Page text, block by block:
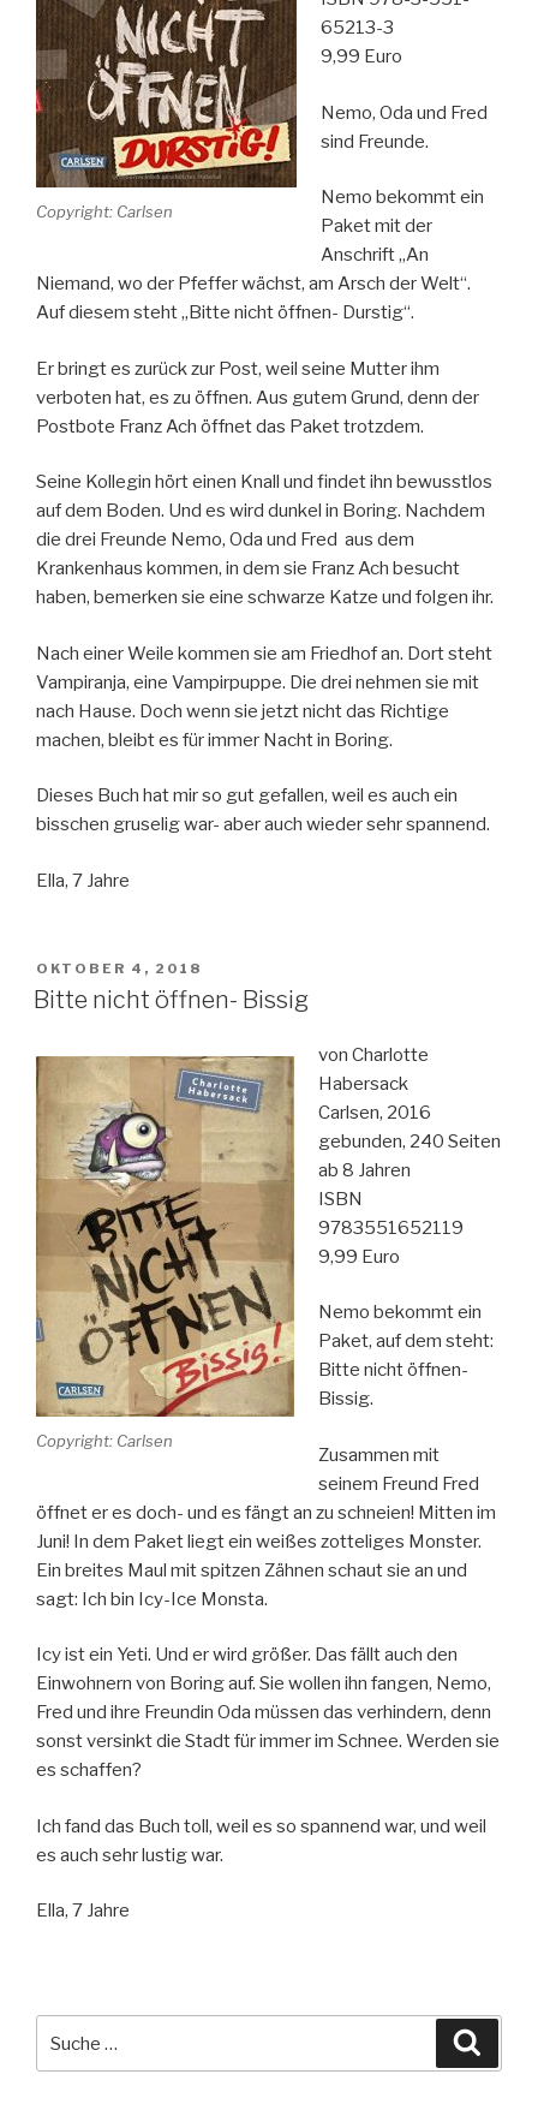
Copyright: Carlsen
65213-3
9,99 Euro
Nemo, Oda und Fred
sind Freunde.
Nemo bekommt ein
Paket mit der
Anschrift „An
Niemand, wo der Pfeffer wächst, am Arsch der Welt“.
Auf diesem steht „Bitte nicht öffnen- Durstig“.
Er bringt es zurück zur Post, weil seine Mutter ihm
verboten hat, es zu öffnen. Aus gutem Grund, denn der
Postbote Franz Ach öffnet das Paket trotzdem.
Seine Kollegin hört einen Knall und findet ihn bewusstlos
auf dem Boden. Und es wird dunkel in Boring. Nachdem
die drei Freunde Nemo, Oda und Fred aus dem
Krankenhaus kommen, in dem sie Franz Ach besucht
haben, bemerken sie eine schwarze Katze und folgen ihr.
Nach einer Weile kommen sie am Friedhof an. Dort steht
Vampiranja, eine Vampirpuppe. Die drei nehmen sie mit
nach Hause. Doch wenn sie jetzt nicht das Richtige
machen, bleibt es für immer Nacht in Boring.
Dieses Buch hat mir so gut gefallen, weil es auch ein
bisschen gruselig war- aber auch wieder sehr spannend.
Ella, 7 Jahre
VERÖFFENTLICHT
AM
OKTOBER 4, 2018
Bitte nicht öffnen- Bissig
Copyright: Carlsen
von Charlotte
Habersack
Carlsen, 2016
gebunden, 240 Seiten
ab 8 Jahren
ISBN
9783551652119
9,99 Euro
Nemo bekommt ein
Paket, auf dem steht:
Bitte nicht öffnen-
Bissig.
Zusammen mit
seinem Freund Fred
öffnet er es doch- und es fängt an zu schneien! Mitten im
Juni! In dem Paket liegt ein weißes zotteliges Monster.
Ein breites Maul mit spitzen Zähnen schaut sie an und
sagt: Ich bin Icy-Ice Monsta.
Icy ist ein Yeti. Und er wird größer. Das fällt auch den
Einwohnern von Boring auf. Sie wollen ihn fangen, Nemo,
Fred und ihre Freundin Oda müssen das verhindern, denn
sonst versinkt die Stadt für immer im Schnee. Werden sie
es schaffen?
Ich fand das Buch toll, weil es so spannend war, und weil
es auch sehr lustig war.
Ella, 7 Jahre
nach: